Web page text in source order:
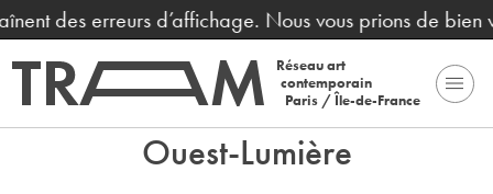
des erreurs d’affichage. Nous vous prions de
Réseau art
contemporain
Paris / Île-de-France
Ouest-Lumière